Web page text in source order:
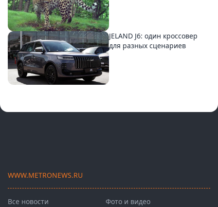
JELAND J6: один кроссовер
для разных сценариев
WWW.METRONEWS.RU
Все новости
Фото и видео